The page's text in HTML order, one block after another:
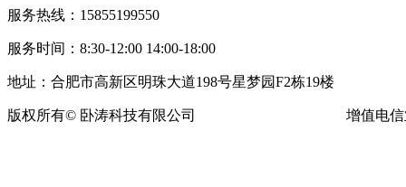
服务热线：15855199550
服务时间：8:30-12:00 14:00-18:00
地址：合肥市高新区明珠大道198号星梦园F2栋19楼
版权所有© 卧涛科技有限公司 增值电